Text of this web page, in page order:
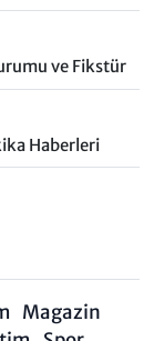
ve Fikstür
Haberleri
Magazin